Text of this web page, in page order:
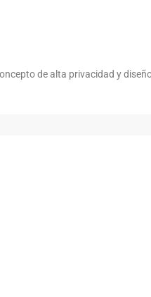
de alta privacidad y